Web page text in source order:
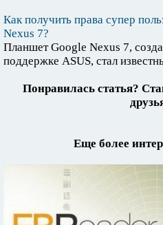
Как получить права супер
Nexus 7?
Планшет Google Nexus 7,
поддержке ASUS, стал
Понравилась статья?
Еще более